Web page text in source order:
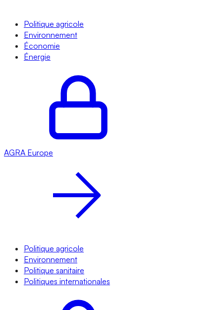
Politique agricole
Environnement
Économie
Énergie
AGRA Europe
Politique agricole
Environnement
Politique sanitaire
Politiques internationales